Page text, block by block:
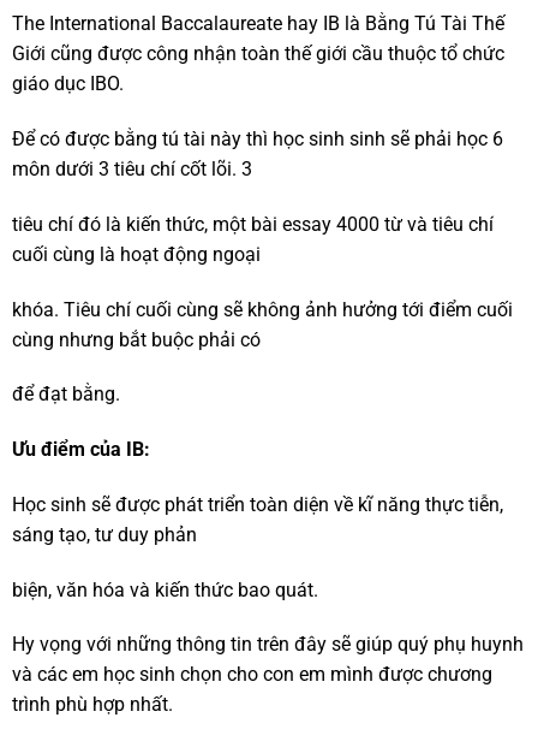
The International Baccalaureate hay IB là Bằng Tú Tài Thế
Giới cũng được công nhận toàn thế giới cầu thuộc tổ chức
giáo dục IBO.
Để có được bằng tú tài này thì học sinh sinh sẽ phải học 6
môn dưới 3 tiêu chí cốt lõi. 3
tiêu chí đó là kiến thức, một bài essay 4000 từ và tiêu chí
cuối cùng là hoạt động ngoại
khóa. Tiêu chí cuối cùng sẽ không ảnh hưởng tới điểm cuối
cùng nhưng bắt buộc phải có
để đạt bằng.
Ưu điểm của IB:
Học sinh sẽ được phát triển toàn diện về kĩ năng thực tiễn,
sáng tạo, tư duy phản
biện, văn hóa và kiến thức bao quát.
Hy vọng với những thông tin trên đây sẽ giúp quý phụ huynh
và các em học sinh chọn cho con em mình được chương
trình phù hợp nhất.